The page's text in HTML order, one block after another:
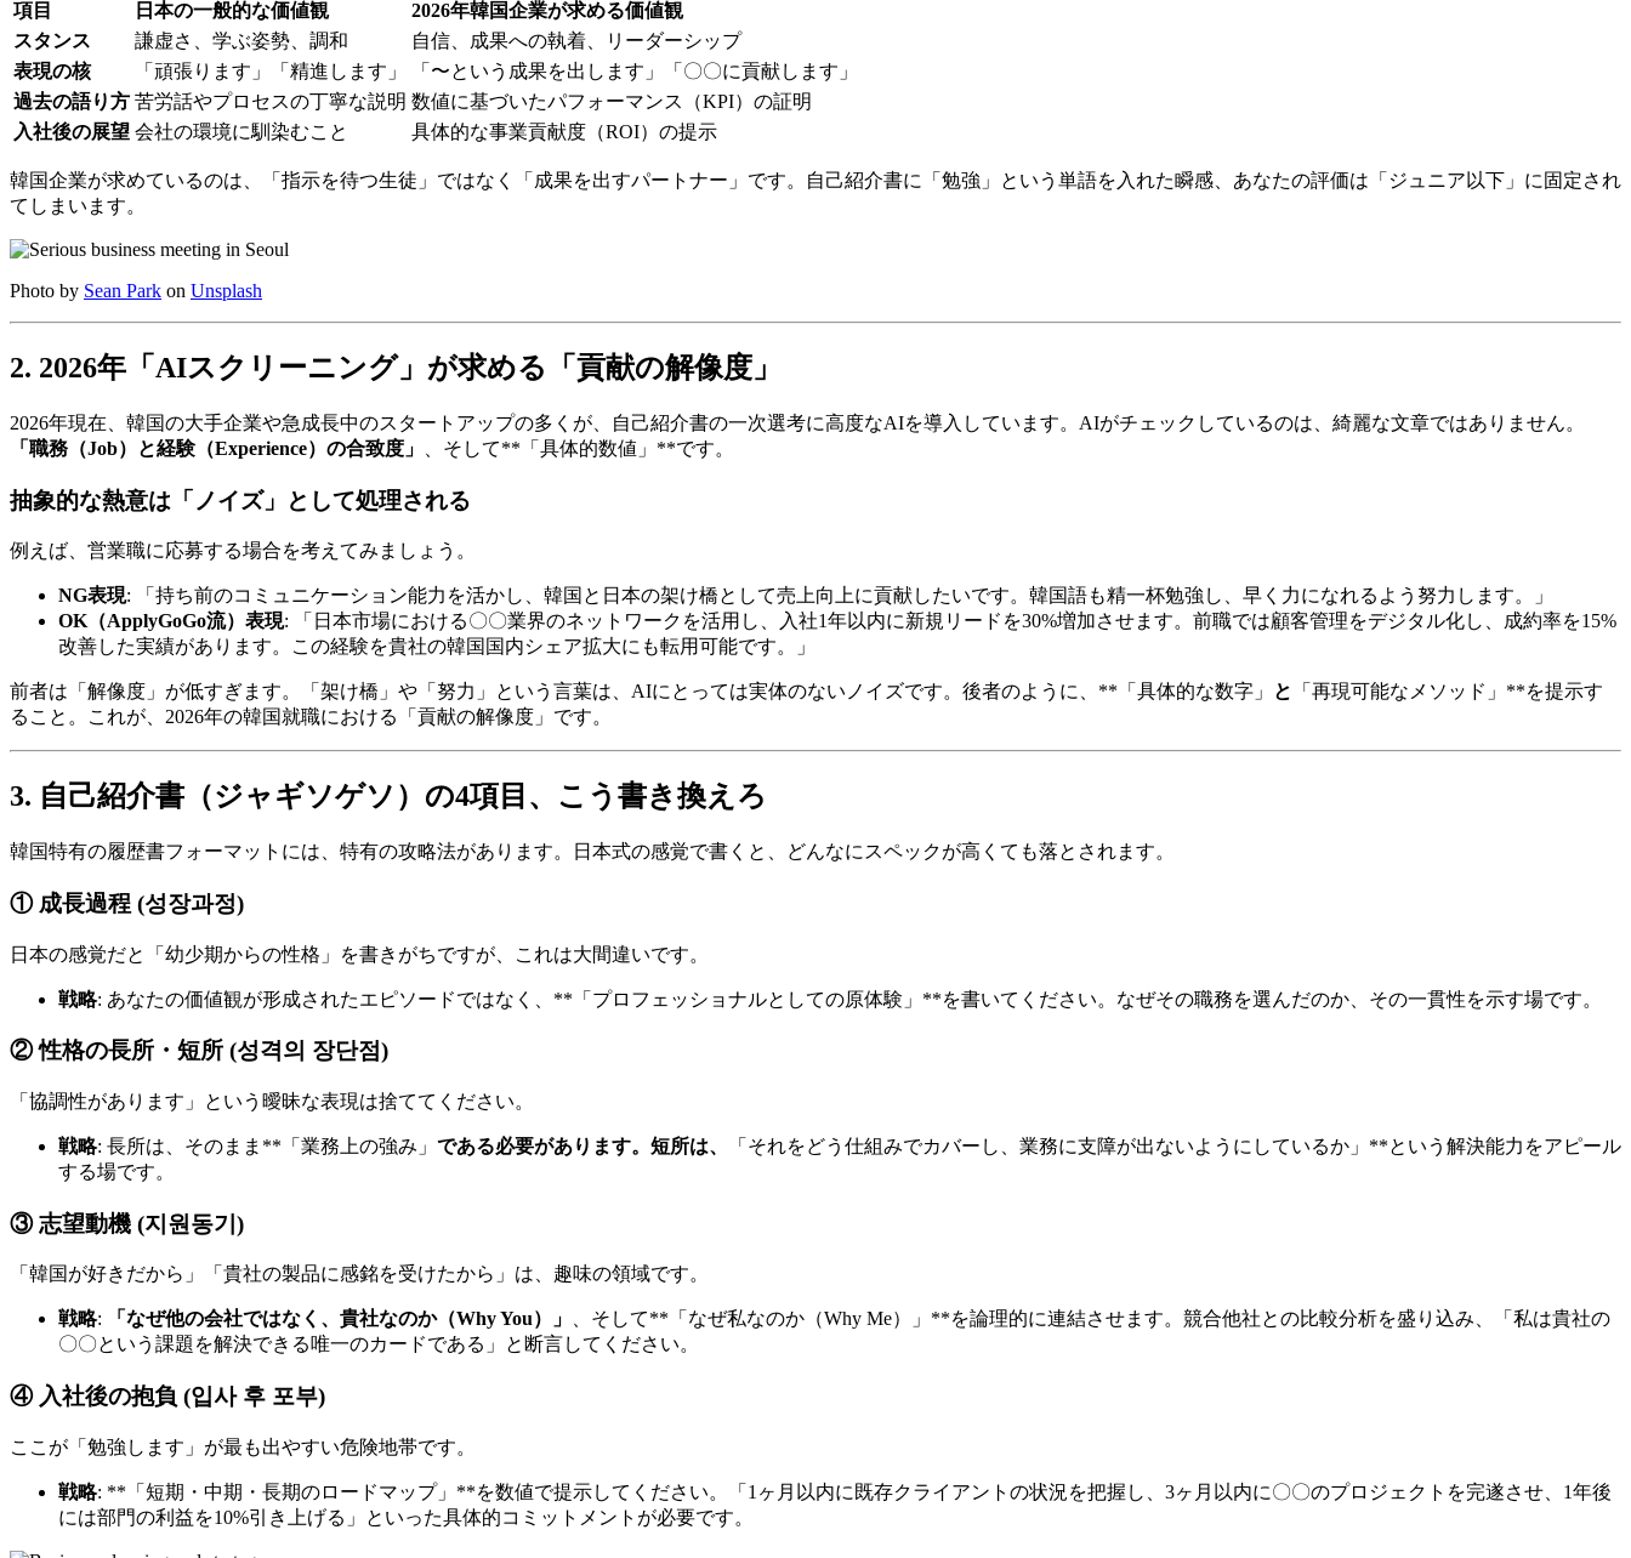
項目 日本の一般的な価値観
2026年韓国企業が求める価値観
スタンス
謙虚さ、学ぶ姿勢、調和
自信、成果への執着、リーダーシップ
表現の核
「頑張ります」「精進します」
「〜という成果を出します」「〇〇に貢献します」
過去の語り方 苦労話やプロセスの丁寧な説明 数値に基づいたパフォーマンス（KPI）の証明
入社後の展望 会社の環境に馴染むこと 具体的な事業貢献度（ROI）の提示
韓国企業が求めているのは、「指示を待つ生徒」ではなく「成果を出すパートナー」です。自己紹介書に「勉強」という単語を入れた瞬感、あなたの評価は「ジュニア以下」に固定され
てしまいます。
Photo by Sean Park on Unsplash
2. 2026年「AIスクリーニング」が求める「貢献の解像度」
2026年現在、韓国の大手企業や急成長中のスタートアップの多くが、自己紹介書の一次選考に高度なAIを導入しています。AIがチェックしているのは、綺麗な文章ではありません。
「職務（Job）と経験（Experience）の合致度」
、そして**「具体的数値」**です。
抽象的な熱意は「ノイズ」として処理される
例えば、営業職に応募する場合を考えてみましょう。
NG表現: 「持ち前のコミュニケーション能力を活かし、韓国と日本の架け橋として売上向上に貢献したいです。韓国語も精一杯勉強し、早く力になれるよう努力します。」
OK（ApplyGoGo流）表現: 「日本市場における〇〇業界のネットワークを活用し、入社1年以内に新規リードを30%増加させます。前職では顧客管理をデジタル化し、成約率を15%
改善した実績があります。この経験を貴社の韓国国内シェア拡大にも転用可能です。」
前者は「解像度」が低すぎます。「架け橋」や「努力」という言葉は、AIにとっては実体のないノイズです。後者のように、**「具体的な数字」 と
「再現可能なメソッド」**を提示す
ること。これが、2026年の韓国就職における「貢献の解像度」です。
3. 自己紹介書（ジャギソゲソ）の4項目、こう書き換えろ
韓国特有の履歴書フォーマットには、特有の攻略法があります。日本式の感覚で書くと、どんなにスペックが高くても落とされます。
① 成長過程 (성장과정)
日本の感覚だと「幼少期からの性格」を書きがちですが、これは大間違いです。
戦略: あなたの価値観が形成されたエピソードではなく、**「プロフェッショナルとしての原体験」**を書いてください。なぜその職務を選んだのか、その一貫性を示す場です。
② 性格の長所・短所 (성격의 장단점)
「協調性があります」という曖昧な表現は捨ててください。
戦略: 長所は、そのまま**「業務上の強み」 である必要があります。短所は、
「それをどう仕組みでカバーし、業務に支障が出ないようにしているか」**という解決能力をアピール
する場です。
③ 志望動機 (지원동기)
「韓国が好きだから」「貴社の製品に感銘を受けたから」は、趣味の領域です。
戦略: 「なぜ他の会社ではなく、貴社なのか（Why You）」 、そして**「なぜ私なのか（Why Me）」**を論理的に連結させます。競合他社との比較分析を盛り込み、「私は貴社の
〇〇という課題を解決できる唯一のカードである」と断言してください。
④ 入社後の抱負 (입사 후 포부)
ここが「勉強します」が最も出やすい危険地帯です。
戦略: **「短期・中期・長期のロードマップ」**を数値で提示してください。「1ヶ月以内に既存クライアントの状況を把握し、3ヶ月以内に〇〇のプロジェクトを完遂させ、1年後
には部門の利益を10%引き上げる」といった具体的コミットメントが必要です。